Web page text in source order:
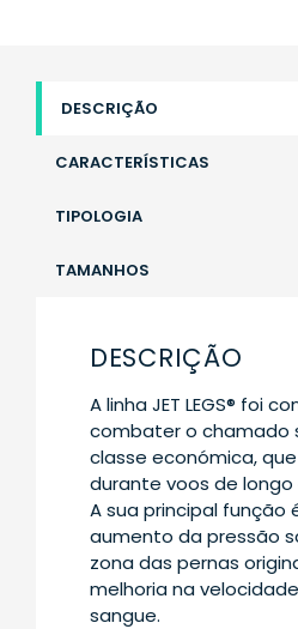
DESCRIÇÃO
CARACTERÍSTICAS
TIPOLOGIA
TAMANHOS
DESCRIÇÃO
A linha JET LEGS® foi
combater o chamado
classe económica,
durante voos de longo
A sua principal função
aumento da pressão
zona das pernas
melhoria na
sangue.